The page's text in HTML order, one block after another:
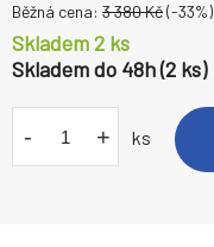
Běžná cena: 3 380Kč(-33%)
Skladem 2 ks
Skladem do 48h (2 ks)
- + ks